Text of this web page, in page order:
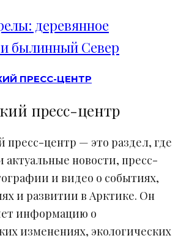
деревянное
и былинный Север
ПРЕСС-ЦЕНТР
пресс-центр
пресс-центр — это раздел, где
новости, пресс-
и видео о событиях,
и развитии в Арктике. Он
информацию о
изменениях, экологических